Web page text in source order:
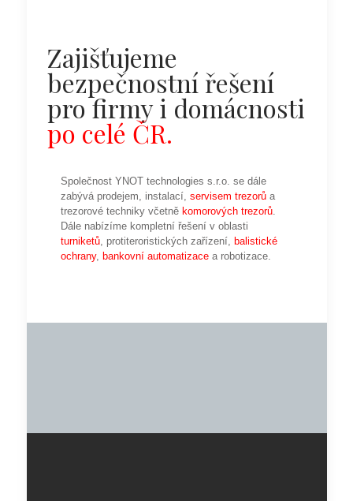
Zajišťujeme
bezpečnostní řešení
pro firmy i domácnosti
po celé ČR.
Společnost YNOT technologies s.r.o. se dále
zabývá prodejem, instalací, servisem trezorůa
trezorové techniky včetně komorových trezorů.
Dále nabízíme kompletní řešení v oblasti
turniketů, protiteroristických zařízení, balistické
ochrany, bankovní automatizacea robotizace.